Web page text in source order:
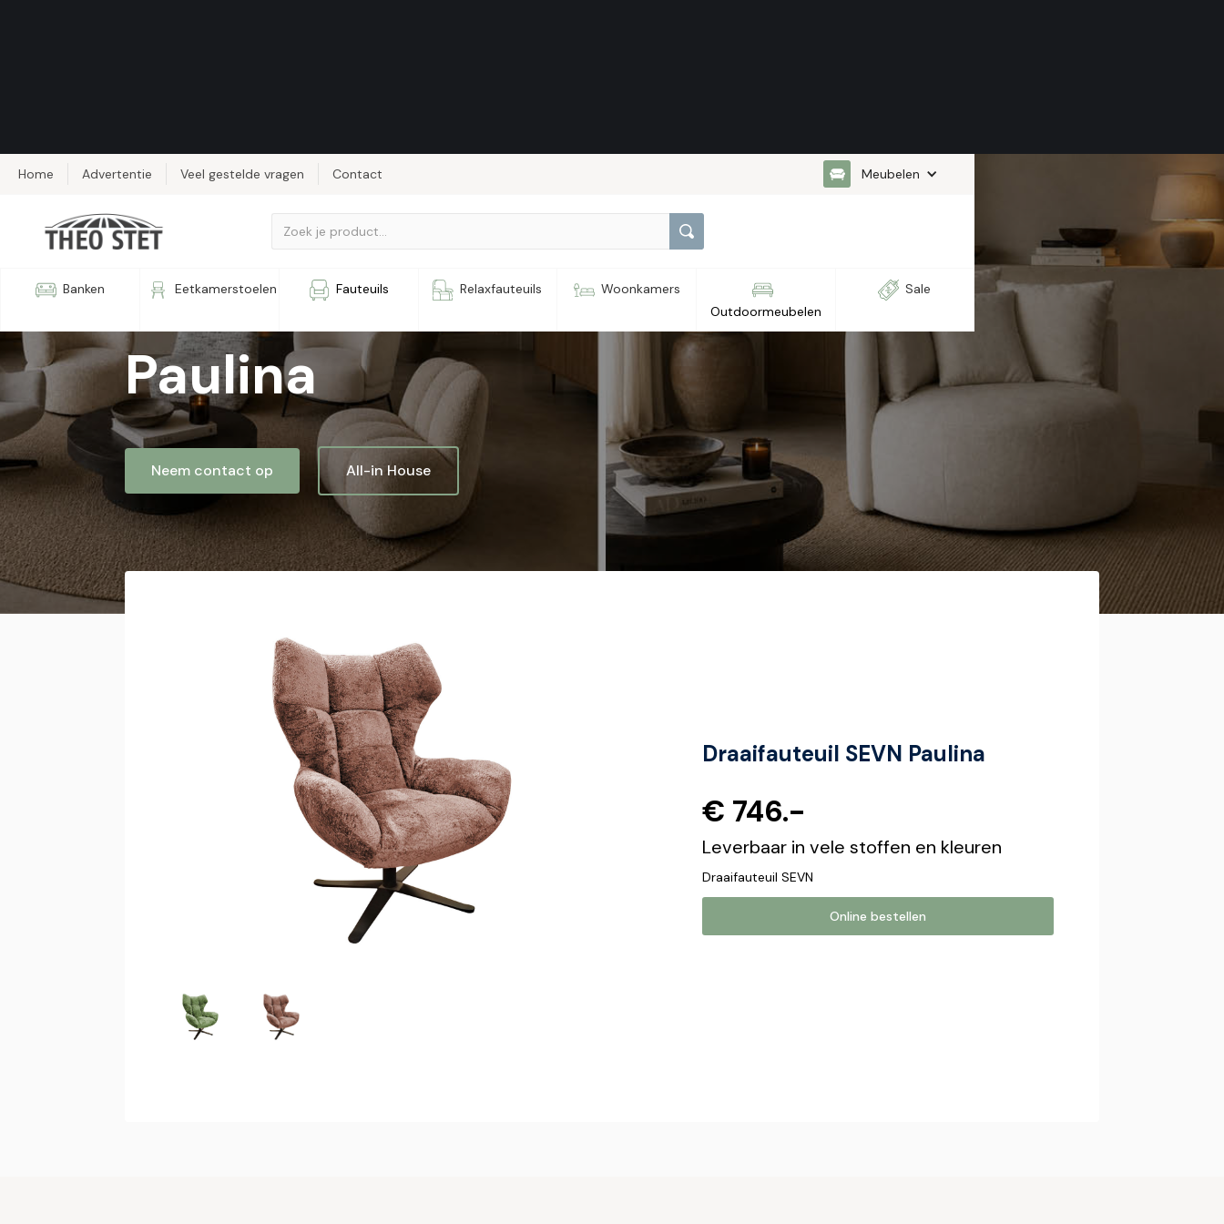
Home Advertentie Veel gestelde vragen Contact Meubelen
Banken Eetkamerstoelen Fauteuils Relaxfauteuils
Woonkamers
Outdoormeubelen
Sale
Draaifauteuil SEVN
Paulina
Neem contact op All-in House
Draaifauteuil SEVN Paulina
€ 746.-
Leverbaar in vele stoffen en kleuren
Draaifauteuil SEVN
Online bestellen